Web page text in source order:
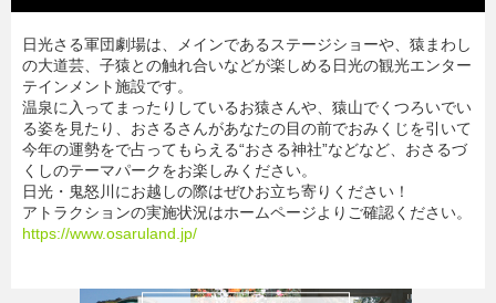
日光さる軍団劇場は、メインであるステージショーや、猿まわし
の大道芸、子猿との触れ合いなどが楽しめる日光の観光エンター
テインメント施設です。
温泉に入ってまったりしているお猿さんや、猿山でくつろいでい
る姿を見たり、おさるさんがあなたの目の前でおみくじを引いて
今年の運勢をで占ってもらえる“おさる神社”などなど、おさるづ
くしのテーマパークをお楽しみください。
日光・鬼怒川にお越しの際はぜひお立ち寄りください！
アトラクションの実施状況はホームページよりご確認ください。
https://www.osaruland.jp/